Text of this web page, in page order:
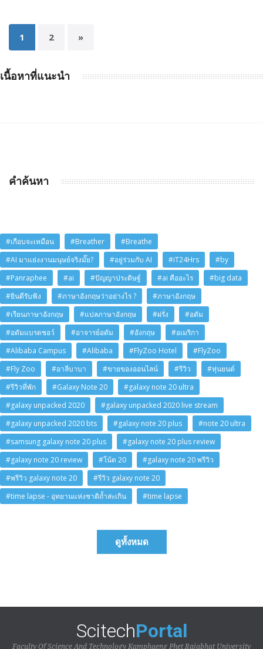
1 2 »
เนื้อหาที่แนะนำ
คำค้นหา
#เกือบจะเหมือน #Breather
#Breathe
#AI มาแย่งงานมนุษย์จริงมั๊ย?
#อยู่ร่วมกับ AI #iT24Hrs
#by
#Panraphee
#ai #ปัญญาประดิษฐ์ #ai คืออะไร
#big data
#ยินดีรับฟัง
#ภาษาอังกฤษว่าอย่างไร ?
#ภาษาอังกฤษ
#เรียนภาษาอังกฤษ
#แปลภาษาอังกฤษ #ฝรั่ง
#อดัม
#อดัมแบรดชอว์
#อาจารย์อดัม #อังกฤษ
#อเมริกา
#Alibaba Campus
#Alibaba #FlyZoo Hotel
#FlyZoo
#Fly Zoo
#อาลีบาบา #ขายของออนไลน์ #รีวิว
#หุ่นยนต์
#รีวิวที่พัก
#Galaxy Note 20
#galaxy note 20 ultra
#galaxy unpacked 2020
#galaxy unpacked 2020 live stream
#galaxy unpacked 2020 bts
#galaxy note 20 plus
#note 20 ultra
#samsung galaxy note 20 plus
#galaxy note 20 plus review
#galaxy note 20 review
#โน้ต 20
#galaxy note 20 พรีวิว
#พรีวิว galaxy note 20
#รีวิว galaxy note 20
#time lapse - อุทยานแห่งชาติถ้ำสะเกิน
#time lapse
ดูทั้งหมด
ScitechPortal
Faculty Of Science And Technology Kamphaeng Phet Rajabhat University